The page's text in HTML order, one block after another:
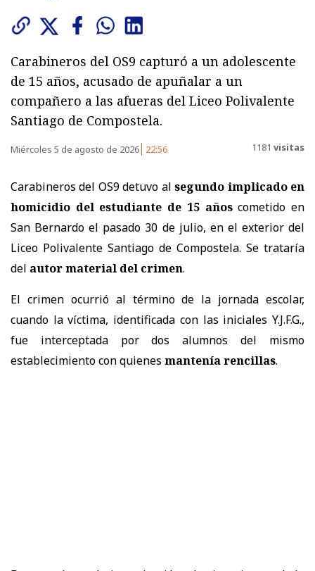
Carabineros del OS9 capturó a un adolescente
de 15 años, acusado de apuñalar a un
compañero a las afueras del Liceo Polivalente
Santiago de Compostela.
Miércoles 5 de agosto de 2026 22:56 1181 visitas
Carabineros del OS9 detuvo al segundo implicado en
homicidio del estudiante de 15 añoscometido en
San Bernardo el pasado 30 de julio, en el exterior del
Liceo Polivalente Santiago de Compostela. Se trataría
del autor material del crimen.
El crimen ocurrió al término de la jornada escolar,
cuando la víctima, identificada con las iniciales Y.J.F.G.,
fue interceptada por dos alumnos del mismo
establecimiento con quienes mantenía rencillas.